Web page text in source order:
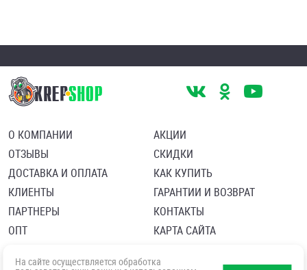
О КОМПАНИИ
ОТЗЫВЫ
ДОСТАВКА И ОПЛАТА
КЛИЕНТЫ
ПАРТНЕРЫ
ОПТ
АКЦИИ
СКИДКИ
КАК КУПИТЬ
ГАРАНТИИ И ВОЗВРАТ
КОНТАКТЫ
КАРТА САЙТА
Политика в отношении обработки персональных данных
На сайте осуществляется обработка